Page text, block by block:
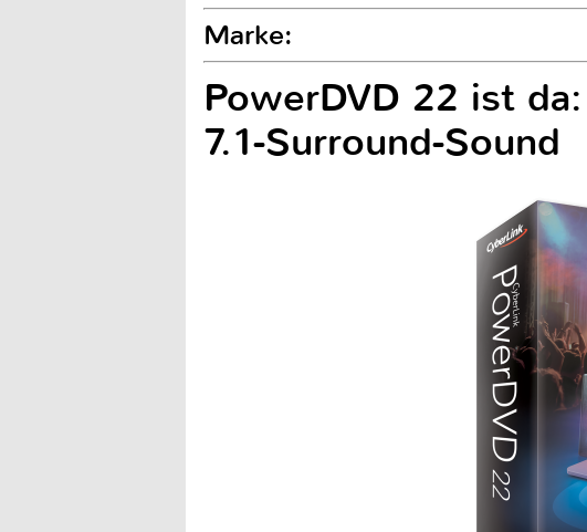
Marke:
PowerDVD 22 ist
7.1-Surround-Sound